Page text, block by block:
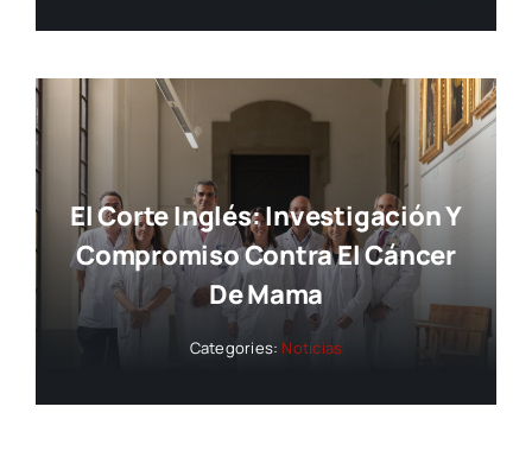
El Corte Inglés: Investigación Y
Compromiso Contra El Cáncer
De Mama
Categories: Noticias